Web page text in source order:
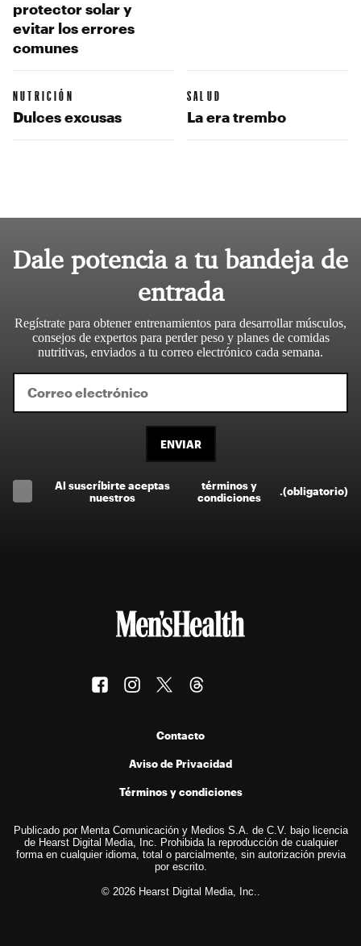
protector solar y
evitar los errores
comunes
NUTRICIÓN
Dulces excusas
SALUD
La era trembo
Dale potencia a tu bandeja de
entrada
Regístrate para obtener entrenamientos para desarrollar músculos,
consejos de expertos para perder peso y planes de comidas
nutritivas, enviados a tu correo electrónico cada semana.
ENVIAR
Al suscríbirte aceptas
nuestros
términos y
condiciones
.(obligatorio)
Contacto
Aviso de Privacidad
Términos y condiciones
Publicado por Menta Comunicación y Medios S.A. de C.V. bajo licencia
de Hearst Digital Media, Inc. Prohibida la reproducción de cualquier
forma en cualquier idioma, total o parcialmente, sin autorización previa
por escrito.
© 2026 Hearst Digital Media, Inc..